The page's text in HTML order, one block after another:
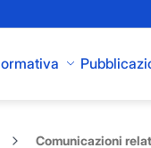
Comunicazioni